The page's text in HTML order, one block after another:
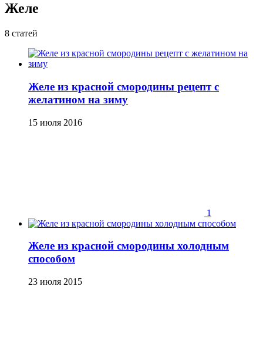
Желе
8 статей
Желе из красной смородины рецепт с
желатином на зиму
15 июля 2016
1
Желе из красной смородины холодным
способом
23 июля 2015